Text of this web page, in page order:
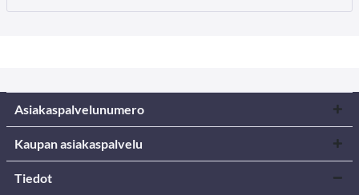
Asiakaspalvelunumero
Kaupan asiakaspalvelu
Tiedot